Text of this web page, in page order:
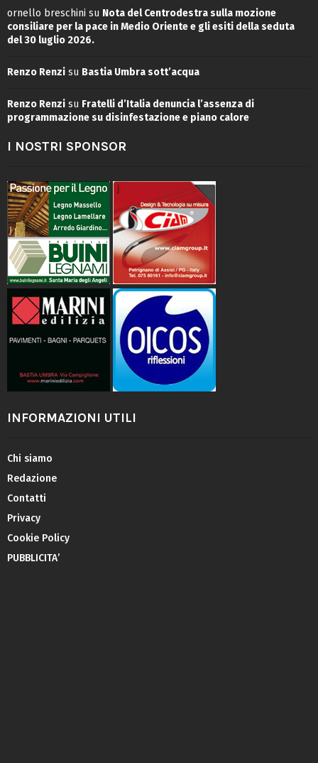
ornello breschini su Nota del Centrodestra sulla mozione
consiliare per la pace in Medio Oriente e gli esiti della seduta
del 30 luglio 2026.
Renzo Renzi su Bastia Umbra sott’acqua
Renzo Renzi su Fratelli d’Italia denuncia l’assenza di
programmazione su disinfestazione e piano calore
I NOSTRI SPONSOR
INFORMAZIONI UTILI
Chi siamo
Redazione
Contatti
Privacy
Cookie Policy
PUBBLICITA’